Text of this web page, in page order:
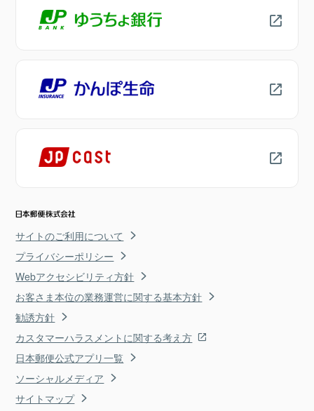
サイトのご利用について
プライバシーポリシー
Webアクセシビリティ方針
お客さま本位の業務運営に関する基本方針
勧誘方針
カスタマーハラスメントに関する考え方
日本郵便公式アプリ一覧
ソーシャルメディア
サイトマップ